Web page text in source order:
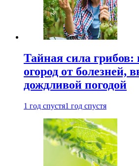
Тайная сила грибов:
огород от болезней,
дождливой погодой
1 год спустя1 год спустя